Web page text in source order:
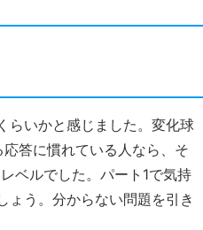
らいかと感じました。変化球
答に慣れている人なら、そ
ベルでした。パート1で気持
ょう。分からない問題を引き